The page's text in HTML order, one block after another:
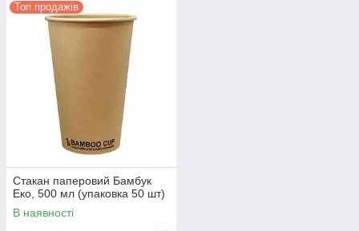
Топ продажів
Стакан паперовий Бамбук
Еко, 500 мл (упаковка 50 шт)
В наявності